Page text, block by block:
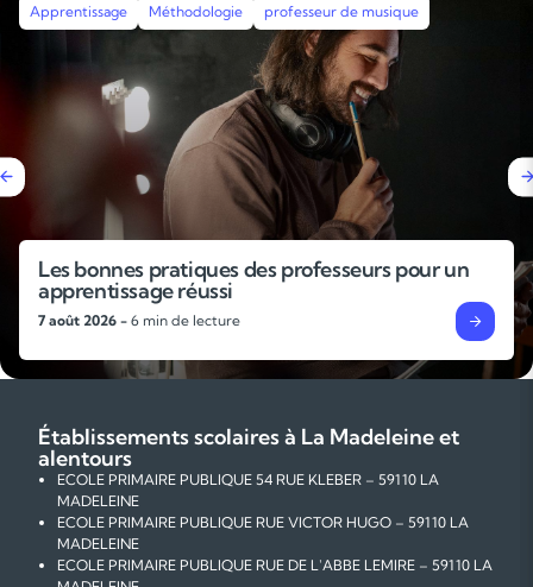
Apprentissage Méthodologie Révisions Stages intensifs
Pourquoi faire un stage de révisions avant la
rentrée ?
4 août 2026 - 6 min de lecture
Établissements scolaires à La Madeleine et
alentours
ECOLE PRIMAIRE PUBLIQUE 54 RUE KLEBER – 59110 LA
MADELEINE
ECOLE PRIMAIRE PUBLIQUE RUE VICTOR HUGO – 59110 LA
MADELEINE
ECOLE PRIMAIRE PUBLIQUE RUE DE L'ABBE LEMIRE – 59110 LA